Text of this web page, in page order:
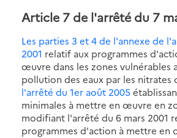
Article 7 de l'arrêté du 7
Les parties 3 et 4 de l'annexe de
2001 relatif aux programmes
œuvre dans les zones vulnérables
pollution des eaux par les nitrates
l'arrêté du 1er août 2005
minimales à mettre en œuvre en
modifiant l'arrêté du 6 mars 2001
programmes d'action à mettre en